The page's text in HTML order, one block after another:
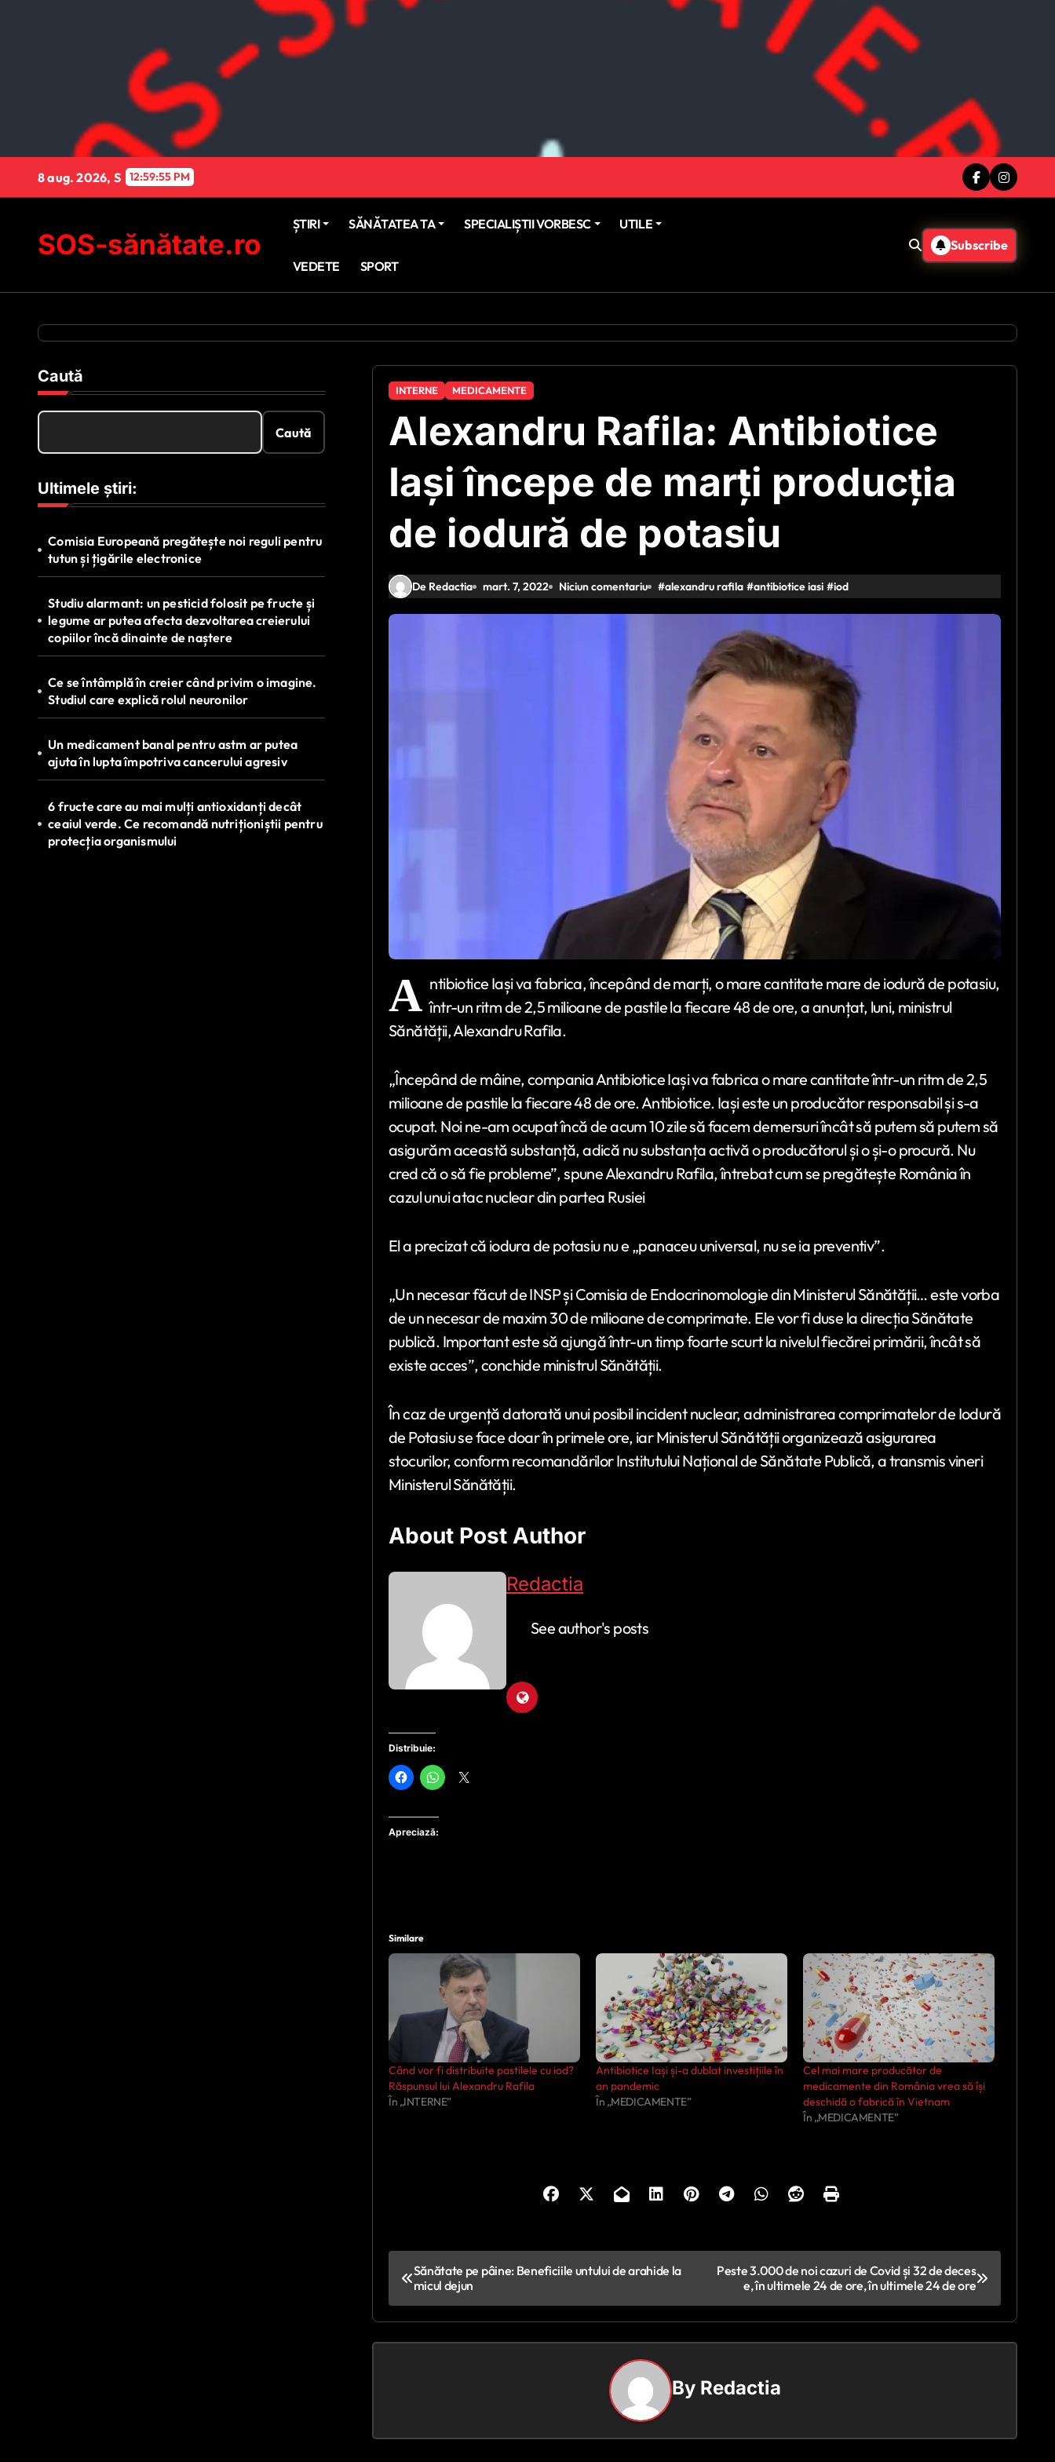
8 aug. 2026, S 12:59:56 PM
SOS-sănătate.ro
ȘTIRI SĂNĂTATEA TA SPECIALIȘTII VORBESC UTILE
VEDETE SPORT
Subscribe
Caută
Caută
Ultimele știri:
Comisia Europeană pregătește noi reguli pentru
tutun și țigările electronice
Studiu alarmant: un pesticid folosit pe fructe și
legume ar putea afecta dezvoltarea creierului
copiilor încă dinainte de naștere
Ce se întâmplă în creier când privim o imagine.
Studiul care explică rolul neuronilor
Un medicament banal pentru astm ar putea
ajuta în lupta împotriva cancerului agresiv
6 fructe care au mai mulți antioxidanți decât
ceaiul verde. Ce recomandă nutriționiștii pentru
protecția organismului
INTERNE MEDICAMENTE
Alexandru Rafila: Antibiotice
Iași începe de marți producția
de iodură de potasiu
De Redactia mart. 7, 2022 Niciun comentariu #alexandru rafila #antibiotice iasi #iod
A ntibiotice Iași va fabrica, începând de marți, o mare cantitate mare de iodură de potasiu,
într-un ritm de 2,5 milioane de pastile la fiecare 48 de ore, a anunțat, luni, ministrul
Sănătății, Alexandru Rafila.
„Începând de mâine, compania Antibiotice Iași va fabrica o mare cantitate într-un ritm de 2,5
milioane de pastile la fiecare 48 de ore. Antibiotice. Iași este un producător responsabil și s-a
ocupat. Noi ne-am ocupat încă de acum 10 zile să facem demersuri încât să putem să putem să
asigurăm această substanță, adică nu substanța activă o producătorul și o și-o procură. Nu
cred că o să fie probleme”, spune Alexandru Rafila, întrebat cum se pregătește România în
cazul unui atac nuclear din partea Rusiei
El a precizat că iodura de potasiu nu e „panaceu universal, nu se ia preventiv”.
„Un necesar făcut de INSP și Comisia de Endocrinomologie din Ministerul Sănătății… este vorba
de un necesar de maxim 30 de milioane de comprimate. Ele vor fi duse la direcția Sănătate
publică. Important este să ajungă într-un timp foarte scurt la nivelul fiecărei primării, încât să
existe acces”, conchide ministrul Sănătății.
În caz de urgență datorată unui posibil incident nuclear, administrarea comprimatelor de Iodură
de Potasiu se face doar în primele ore, iar Ministerul Sănătății organizează asigurarea
stocurilor, conform recomandărilor Institutului Național de Sănătate Publică, a transmis vineri
Ministerul Sănătății.
About Post Author
Redactia
See author's posts
Distribuie:
Apreciază:
Similare
Când vor fi distribuite pastilele cu iod?
Răspunsul lui Alexandru Rafila
În „INTERNE”
Antibiotice Iași și-a dublat investițiile în
an pandemic
În „MEDICAMENTE”
Cel mai mare producător de
medicamente din România vrea să își
deschidă o fabrică în Vietnam
În „MEDICAMENTE”
N
a
v
Sănătate pe pâine: Beneficiile untului de arahide la
micul dejun
Peste 3.000 de noi cazuri de Covid și 32 de deces
e, în ultimele 24 de ore, în ultimele 24 de ore
By Redactia